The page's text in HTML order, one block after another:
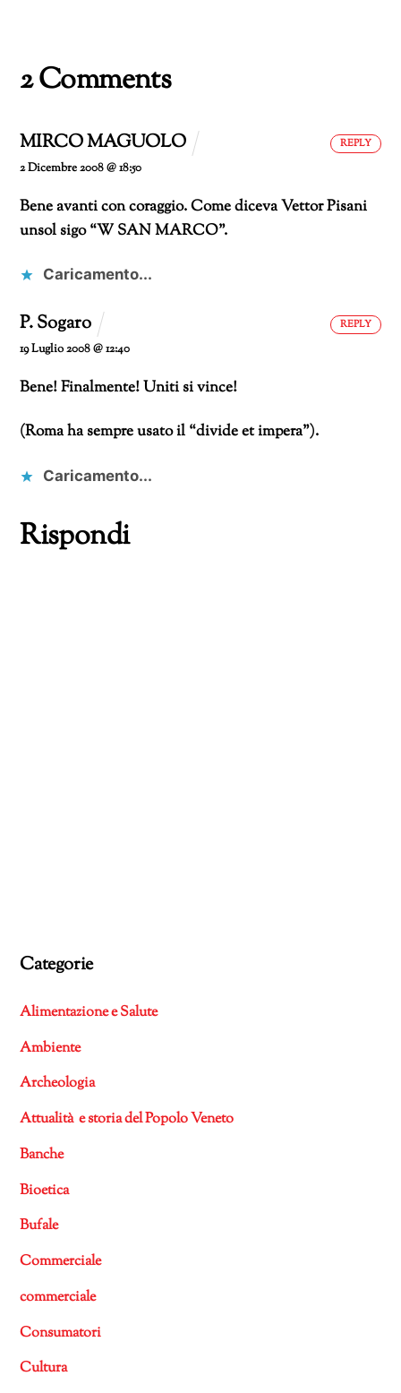
2 Comments
MIRCO MAGUOLO
2 Dicembre 2008 @ 18:50
Bene avanti con coraggio. Come diceva Vettor Pisani
unsol sigo “W SAN MARCO”.
Caricamento...
REPLY
P. Sogaro
19 Luglio 2008 @ 12:40
Bene! Finalmente!Uniti si vince!
(Roma ha sempre usato il “divide et impera”).
Caricamento...
REPLY
Rispondi
Categorie
Alimentazione e Salute
Ambiente
Archeologia
Attualità e storia del Popolo Veneto
Banche
Bioetica
Bufale
Commerciale
commerciale
Consumatori
Cultura